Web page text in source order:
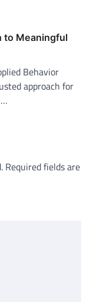
to Meaningful
Behavior
approach for
Required fields are